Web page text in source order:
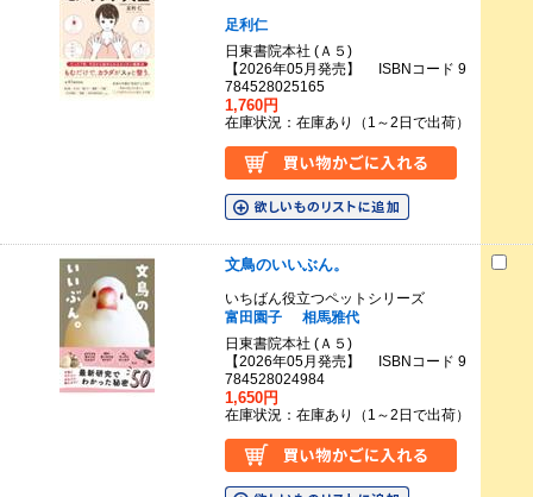
足利仁
日東書院本社 (Ａ５)
【2026年05月発売】 ISBNコード 9
784528025165
1,760円
在庫状況：在庫あり（1～2日で出荷）
文鳥のいいぶん。
いちばん役立つペットシリーズ
富田園子
相馬雅代
日東書院本社 (Ａ５)
【2026年05月発売】 ISBNコード 9
784528024984
1,650円
在庫状況：在庫あり（1～2日で出荷）